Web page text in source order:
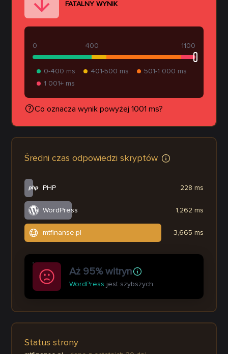
FATALNY WYNIK
400
0 1100
0-400 ms 401-500 ms
501-1 000 ms
1 001+ ms
Co oznacza wynik powyżej 1001 ms?
Średni czas odpowiedzi skryptów
PHP
WordPress
mtfinanse.pl
228 ms
1,262 ms
3,665 ms
Aż 95% witryn
WordPress jest szybszych.
Status strony